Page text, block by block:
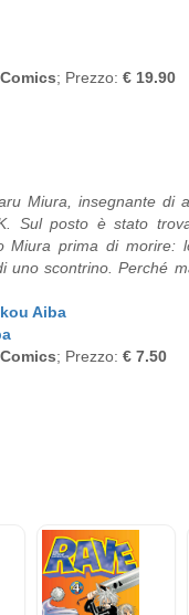
; Prezzo: € 19.90
Miura, insegnante di
Sul posto è stato
Miura prima di morire:
uno scontrino. Perché
Aiba
; Prezzo: € 7.50